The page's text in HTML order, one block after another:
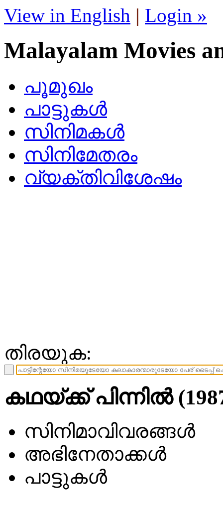
View in English | Login »
Malayalam Movies
പൂമുഖം
പാട്ടുകള്‍
സിനിമകള്‍
സിനിമേതരം
വ്യക്തിവിശേഷം
തിരയുക:
കഥയ്ക്ക് പിന്നില്‍
സിനിമാവിവരങ്ങള്‍
അഭിനേതാക്കള്‍
പാട്ടുകള്‍